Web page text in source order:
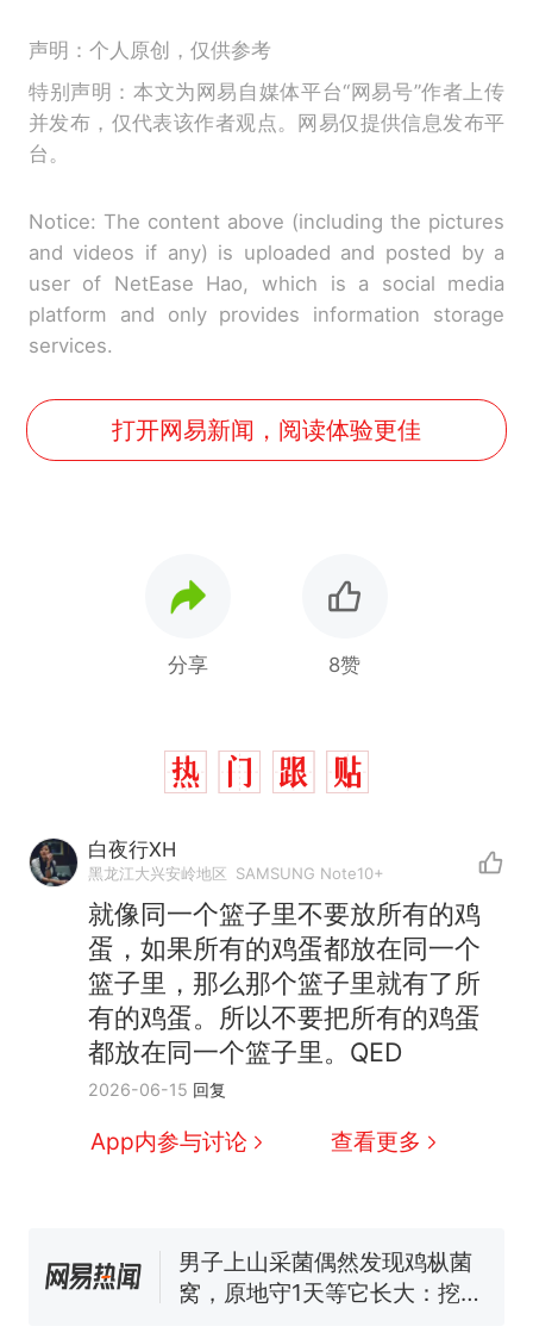
声明：个人原创，仅供参考
特别声明：本文为网易自媒体平台“网易号”作者上传
并发布，仅代表该作者观点。网易仅提供信息发布平
台。
Notice: The content above (including the pictures
and videos if any) is uploaded and posted by a
user of NetEase Hao, which is a social media
platform and only provides information storage
services.
打开网易新闻，阅读体验更佳
分享 8赞
白夜行XH
黑龙江大兴安岭地区 SAMSUNG Note10+
就像同一个篮子里不要放所有的鸡
蛋，如果所有的鸡蛋都放在同一个
篮子里，那么那个篮子里就有了所
有的鸡蛋。所以不要把所有的鸡蛋
都放在同一个篮子里。QED
2026-06-15 回复
App内参与讨论 查看更多
热
那个在床头放菜刀的女孩，
因老师一句“跟我回家”改写了
人生
新 制裁瓜子饺子，美国怕什
协会回应
男子上山采菌偶然发现鸡枞菌
窝，原地守1天等它长大：挖了